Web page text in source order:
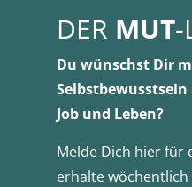
DER MUT-
Du wünschst Dir
Job und Leben?
Melde Dich hier für
erhalte